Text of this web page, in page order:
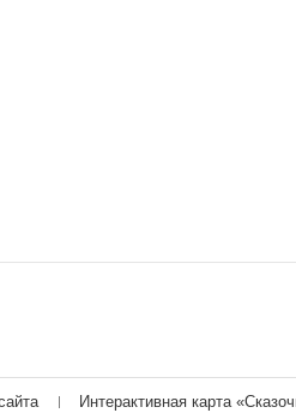
Интерактивная карта